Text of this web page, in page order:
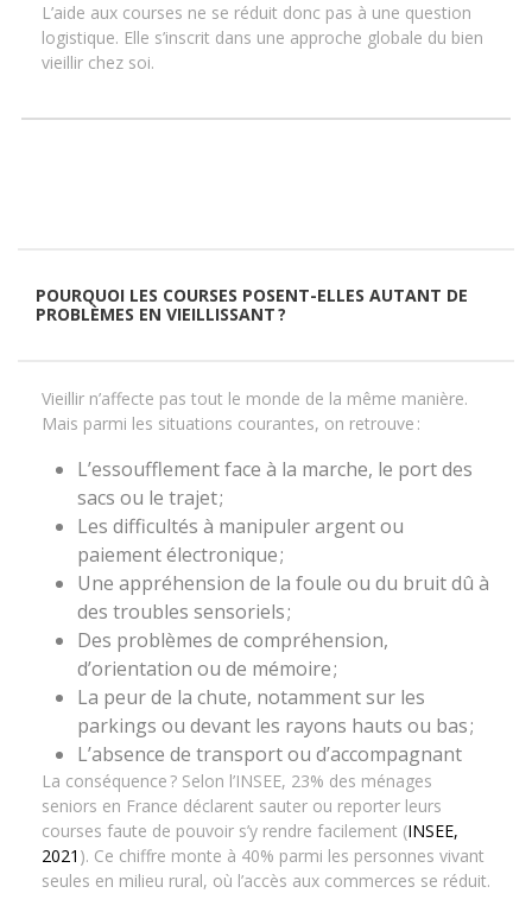
L’aide aux courses ne se réduit donc pas à une question
logistique. Elle s’inscrit dans une approche globale du bien
vieillir chez soi.
POURQUOI LES COURSES POSENT-ELLES AUTANT DE
PROBLÈMES EN VIEILLISSANT ?
Vieillir n’affecte pas tout le monde de la même manière.
Mais parmi les situations courantes, on retrouve :
L’essoufflement face à la marche, le port des
sacs ou le trajet ;
Les difficultés à manipuler argent ou
paiement électronique ;
Une appréhension de la foule ou du bruit dû à
des troubles sensoriels ;
Des problèmes de compréhension,
d’orientation ou de mémoire ;
La peur de la chute, notamment sur les
parkings ou devant les rayons hauts ou bas ;
L’absence de transport ou d’accompagnant
La conséquence ? Selon l’INSEE, 23% des ménages
seniors en France déclarent sauter ou reporter leurs
courses faute de pouvoir s’y rendre facilement (INSEE,
2021 ). Ce chiffre monte à 40% parmi les personnes vivant
seules en milieu rural, où l’accès aux commerces se réduit.